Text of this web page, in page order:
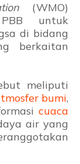
(WMO)
untuk
di bidang
berkaitan
meliputi
bumi,
cuaca
air yang